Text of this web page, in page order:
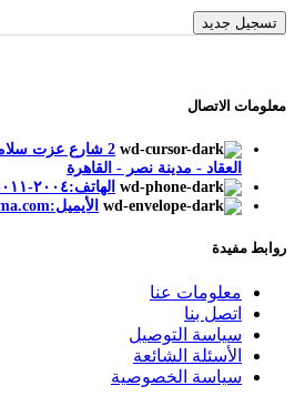
تسجيل جديد
معلومات الاتصال
2 شارع عزت
العقاد - مدينة نصر - القاهرة
الهاتف:٢٠٠٤-٠١١-١١٠(٢٠+)
الأيميل:Info@notremondepharma.com
روابط مفيدة
معلومات عنا
اتصل بنا
سياسة التوصيل
الأسئلة الشائعة
سياسة الخصوصية